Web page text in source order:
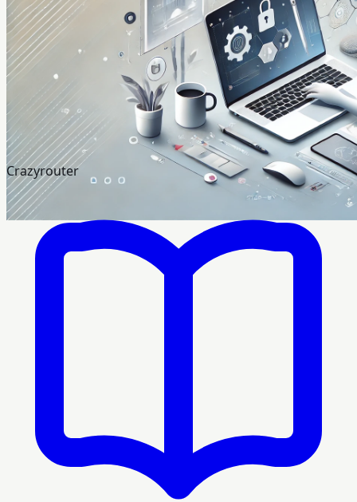
Crazyrouter